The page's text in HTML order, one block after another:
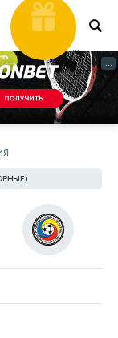
Таблицы Матчи
Фрибет
30 000 ₽
...
...